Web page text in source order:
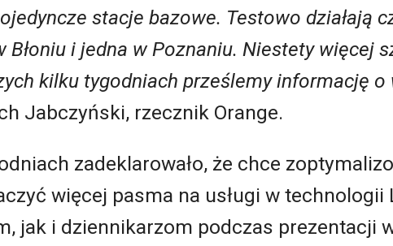
stacje bazowe. Testowo działają
Błoniu i jedna w Poznaniu. Niestety więcej
kilku tygodniach prześlemy informację o
Jabczyński, rzecznik Orange.
zadeklarowało, że chce
więcej pasma na usługi w technologii
jak i dziennikarzom podczas prezentacji